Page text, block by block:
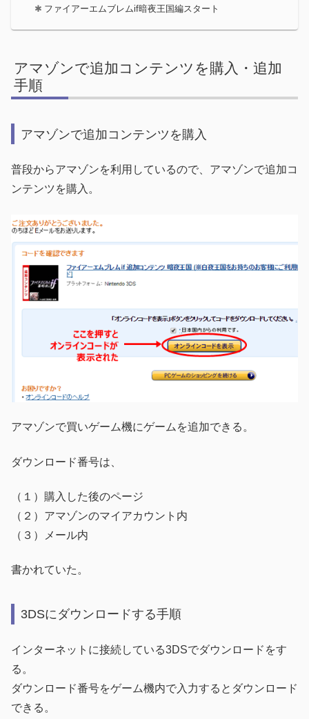
ファイアーエムブレムif暗夜王国編スタート
アマゾンで追加コンテンツを購入・追加
手順
アマゾンで追加コンテンツを購入
普段からアマゾンを利用しているので、アマゾンで追加コ
ンテンツを購入。
アマゾンで買いゲーム機にゲームを追加できる。
ダウンロード番号は、
（１）購入した後のページ
（２）アマゾンのマイアカウント内
（３）メール内
書かれていた。
3DSにダウンロードする手順
インターネットに接続している3DSでダウンロードをす
る。
ダウンロード番号をゲーム機内で入力するとダウンロード
できる。